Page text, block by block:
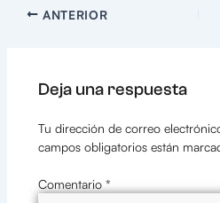
ANTERIOR
Deja una respuesta
Tu dirección de correo
campos obligatorios están
Comentario *